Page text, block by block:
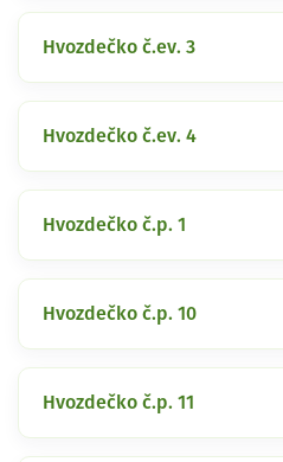
Hvozdečko č.ev. 3
Hvozdečko č.ev. 4
Hvozdečko č.p. 1
Hvozdečko č.p. 10
Hvozdečko č.p. 11